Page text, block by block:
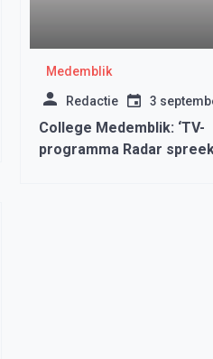
Medemblik
Redactie 3
College Medemblik: ‘TV-
programma Radar